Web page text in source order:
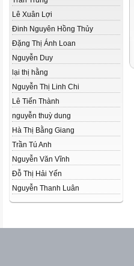
Lê Xuân Lợi
Đinh Nguyên Hồng Thủy
Đặng Thị Ánh Loan
Nguyễn Duy
lại thị hằng
Nguyễn Thị Linh Chi
Lê Tiến Thành
nguyễn thuỳ dung
Hà Thị Bằng Giang
Trần Tú Anh
Nguyễn Văn Vĩnh
Đỗ Thị Hải Yến
Nguyễn Thanh Luân